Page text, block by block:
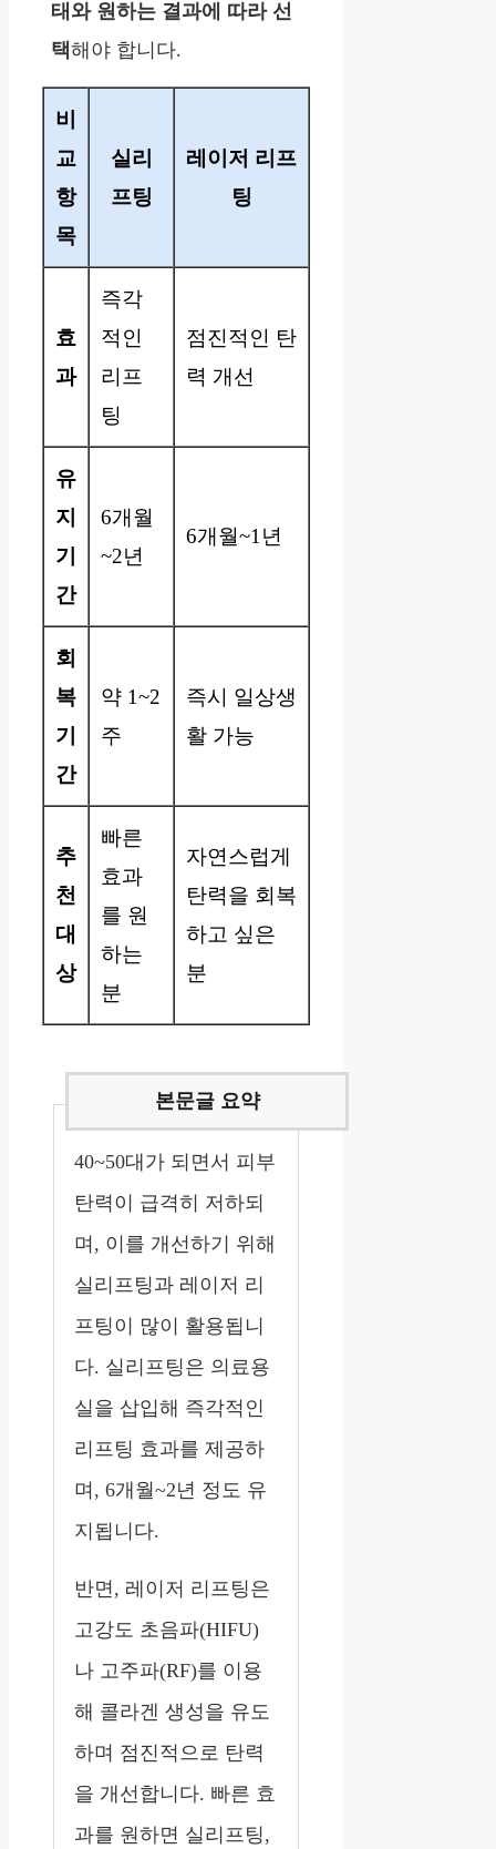
태와 원하는 결과에 따라 선
택해야 합니다.
비
교
항
목
실리
프팅
레이저 리프
팅
효
과
즉각
적인
리프
팅
점진적인 탄
력 개선
유
지
기
간
6개월
~2년
6개월~1년
회
복
기
간
약 1~2
주
즉시 일상생
활 가능
추
천
대
상
빠른
효과
를 원
하는
분
자연스럽게
탄력을 회복
하고 싶은
분
40~50대가 되면서 피부
탄력이 급격히 저하되
며, 이를 개선하기 위해
실리프팅과 레이저 리
프팅이 많이 활용됩니
다. 실리프팅은 의료용
실을 삽입해 즉각적인
리프팅 효과를 제공하
며, 6개월~2년 정도 유
지됩니다.
반면, 레이저 리프팅은
고강도 초음파(HIFU)
나 고주파(RF)를 이용
해 콜라겐 생성을 유도
하며 점진적으로 탄력
을 개선합니다. 빠른 효
과를 원하면 실리프팅,